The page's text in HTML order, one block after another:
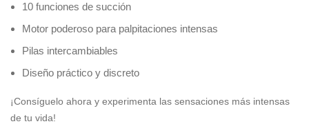
10 funciones de succión
Motor poderoso para palpitaciones intensas
Pilas intercambiables
Diseño práctico y discreto
¡Consíguelo ahora y experimenta las sensaciones más intensas
de tu vida!